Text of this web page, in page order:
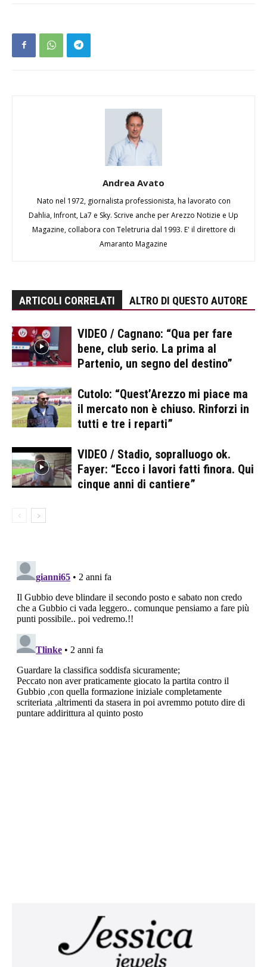
Andrea Avato
Nato nel 1972, giornalista professionista, ha lavorato con
Dahlia, Infront, La7 e Sky. Scrive anche per Arezzo Notizie e Up
Magazine, collabora con Teletruria dal 1993. E' il direttore di
Amaranto Magazine
ARTICOLI CORRELATI ALTRO DI QUESTO AUTORE
VIDEO / Cagnano: “Qua per fare
bene, club serio. La prima al
Partenio, un segno del destino”
Cutolo: “Quest’Arezzo mi piace ma
il mercato non è chiuso. Rinforzi in
tutti e tre i reparti”
VIDEO / Stadio, sopralluogo ok.
Fayer: “Ecco i lavori fatti finora. Qui
cinque anni di cantiere”